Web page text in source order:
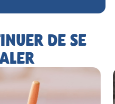
DE SE